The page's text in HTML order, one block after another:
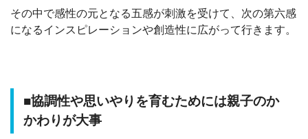
その中で感性の元となる五感が刺激を受けて、次の第六感
になるインスピレーションや創造性に広がって行きます。
■協調性や思いやりを育むためには親子のか
かわりが大事